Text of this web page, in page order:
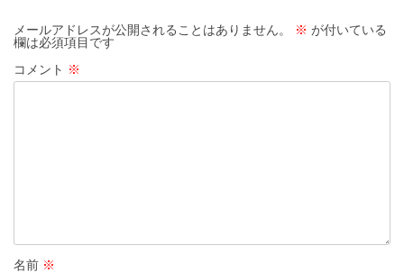
メールアドレスが公開されることはありません。 ※ が付いている
欄は必須項目です
コメント ※
名前 ※